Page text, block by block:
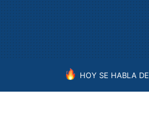
HOY SE HABLA DE